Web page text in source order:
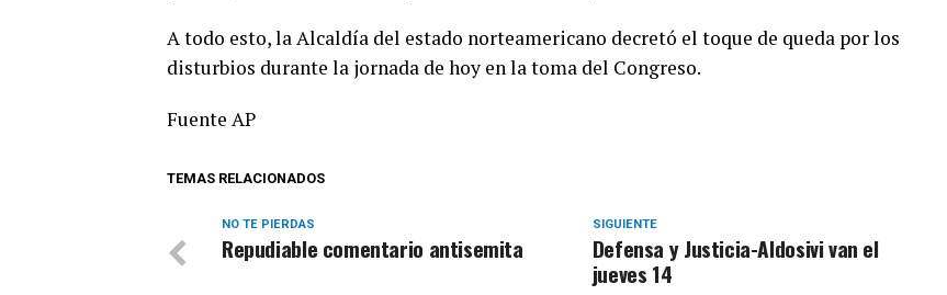
A todo esto, la Alcaldía del estado norteamericano decretó el toque de queda por los
disturbios durante la jornada de hoy en la toma del Congreso.
Fuente AP
TEMAS RELACIONADOS
SIGUIENTE
Defensa y Justicia-Aldosivi van el
jueves 14
NO TE PIERDAS
Repudiable comentario antisemita